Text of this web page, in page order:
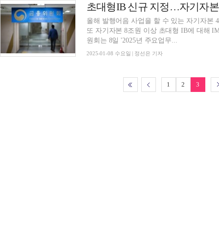
올해 발행어음 사업을 할 수 있는 자기자본
또 자기자본 8조원 이상 초대형 IB에 대해
원회는 8일 '2025년 주요업무...
2025-01-08 수요일 | 정선은 기자
1 2 3